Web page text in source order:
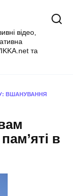
відео,
та
ВШАНУВАННЯ
в